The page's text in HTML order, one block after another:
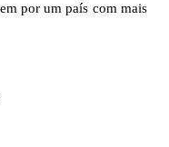
por um país com mais